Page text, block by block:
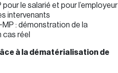
le salarié et pour l’employeur
intervenants
: démonstration de la
cas réel
à la dématérialisation de